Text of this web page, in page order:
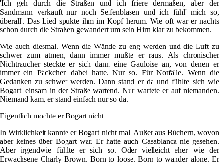
'Ich geh durch die Straßen und ich friere dermaßen, aber der
Sandmann verkauft nur noch Seifenblasen und ich fühl' mich so,
überall'. Das Lied spukte ihm im Kopf herum. Wie oft war er nachts
schon durch die Straßen gewandert um sein Hirn klar zu bekommen.
Wie auch diesmal. Wenn die Wände zu eng werden und die Luft zu
schwer zum atmen, dann immer mußte er raus. Als chronischer
Nichtraucher steckte er sich dann eine Gauloise an, von denen er
immer ein Päckchen dabei hatte. Nur so. Für Notfälle. Wenn die
Gedanken zu schwer werden. Dann stand er da und fühlte sich wie
Bogart, einsam in der Straße wartend. Nur wartete er auf niemanden.
Niemand kam, er stand einfach nur so da.
Eigentlich mochte er Bogart nicht.
In Wirklichkeit kannte er Bogart nicht mal. Außer aus Büchern, wovon
aber keines über Bogart war. Er hatte auch Casablanca nie gesehen.
Aber irgendwie fühlte er sich so. Oder vielleicht eher wie der
Erwachsene Charly Brown. Born to loose. Born to wander alone. Er